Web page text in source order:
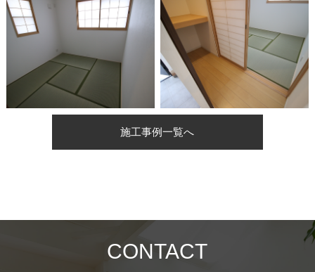
施工事例一覧へ
CONTACT